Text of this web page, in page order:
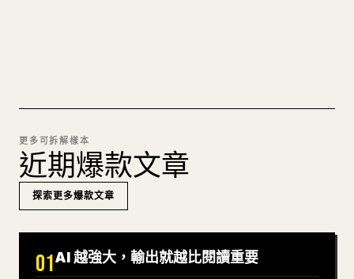
更多可拆解樣本
近期爆款文章
探索更多爆款文章
01AI 越強大，輸出就越比閱讀重要